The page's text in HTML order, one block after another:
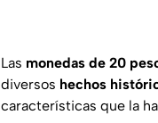
Las monedas de 20
diversos hechos
características que la